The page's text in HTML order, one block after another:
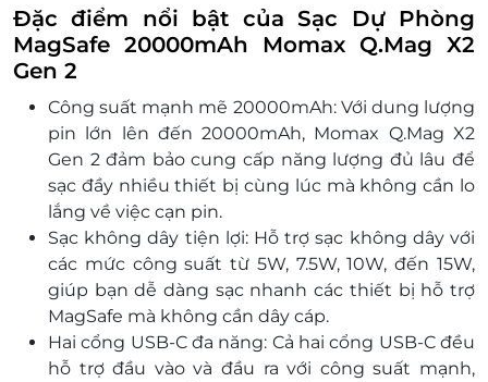
Đặc điểm nổi bật của Sạc Dự Phòng
MagSafe 20000mAh Momax Q.Mag X2
Gen 2
Công suất mạnh mẽ 20000mAh: Với dung lượng
pin lớn lên đến 20000mAh, Momax Q.Mag X2
Gen 2 đảm bảo cung cấp năng lượng đủ lâu để
sạc đầy nhiều thiết bị cùng lúc mà không cần lo
lắng về việc cạn pin.
Sạc không dây tiện lợi: Hỗ trợ sạc không dây với
các mức công suất từ 5W, 7.5W, 10W, đến 15W,
giúp bạn dễ dàng sạc nhanh các thiết bị hỗ trợ
MagSafe mà không cần dây cáp.
Hai cổng USB-C đa năng: Cả hai cổng USB-C đều
hỗ trợ đầu vào và đầu ra với công suất mạnh,